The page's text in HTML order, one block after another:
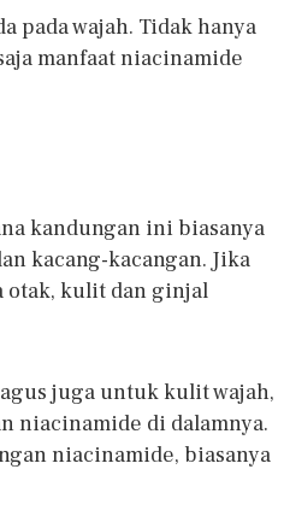
pada wajah. Tidak hanya
manfaat niacinamide
kandungan ini biasanya
kacang-kacangan. Jika
otak, kulit dan ginjal
juga untuk kulit wajah,
niacinamide di dalamnya.
niacinamide, biasanya